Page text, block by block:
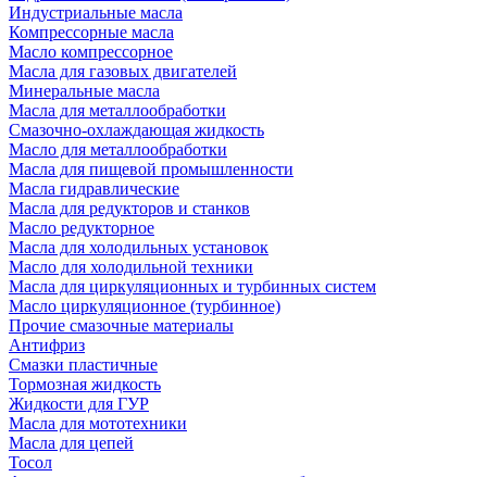
Индустриальные масла
Компрессорные масла
Масло компрессорное
Масла для газовых двигателей
Минеральные масла
Масла для металлообработки
Смазочно-охлаждающая жидкость
Масло для металлообработки
Масла для пищевой промышленности
Масла гидравлические
Масла для редукторов и станков
Масло редукторное
Масла для холодильных установок
Масло для холодильной техники
Масла для циркуляционных и турбинных систем
Масло циркуляционное (турбинное)
Прочие смазочные материалы
Антифриз
Смазки пластичные
Тормозная жидкость
Жидкости для ГУР
Масла для мототехники
Масла для цепей
Тосол